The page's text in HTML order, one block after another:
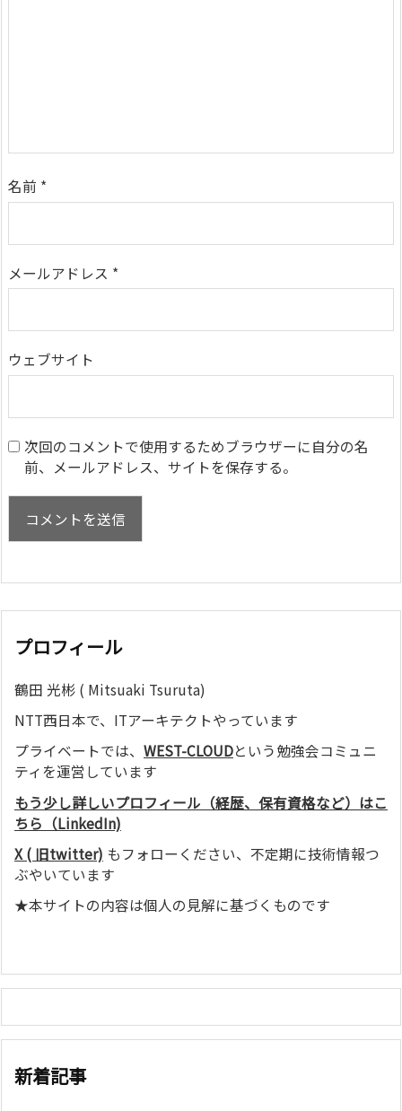
名前 *
メールアドレス *
ウェブサイト
次回のコメントで使用するためブラウザーに自分の名
前、メールアドレス、サイトを保存する。
プロフィール
鶴田 光彬 ( Mitsuaki Tsuruta)
NTT西日本で、ITアーキテクトやっています
プライベートでは、 WEST-CLOUDという勉強会コミュニ
ティを運営しています
もう少し詳しいプロフィール（経歴、保有資格など）はこ
ちら（LinkedIn)
X ( 旧twitter) もフォローください、不定期に技術情報つ
ぶやいています
★本サイトの内容は個人の見解に基づくものです
新着記事